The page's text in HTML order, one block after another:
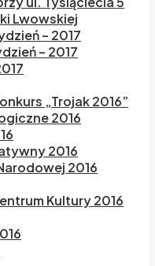
Lwowskiej
– 2017
– 2017
„Trojak 2016”
2016
2016
2016
Kultury 2016